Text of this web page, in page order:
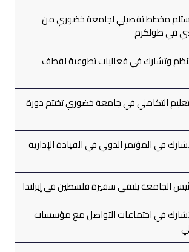
يستلم مخطط تفصيلي لجامعة خضوري من
في طولكرم
وتشارك في فعاليات تطوعية لقطف
التكاملي في جامعة خضوري تختتم دورة
في المؤتمر الدولي في القيادة الإدارية
الجامعة يلتقي سفيرة فلسطين في إيرلندا
في اجتماعات التواصل مع مؤسسات